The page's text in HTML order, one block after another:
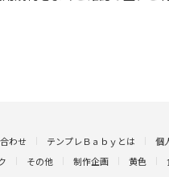
わせ テンプレＢａｂｙとは 個
その他 制作企画 黄色